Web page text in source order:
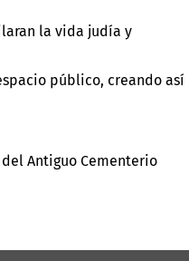
la vida judía y
público, creando así
Antiguo Cementerio